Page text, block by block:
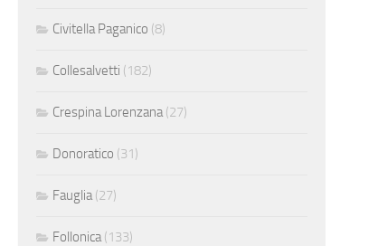
Civitella Paganico (8)
Collesalvetti (182)
Crespina Lorenzana(27)
Donoratico (31)
Fauglia(27)
Follonica(133)